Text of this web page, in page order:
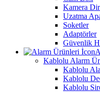
Kamera
Uzatma
Soketler
Adaptörler
Güvenlik
Kablolu Alarm
Kablolu
Kablolu
Kablolu